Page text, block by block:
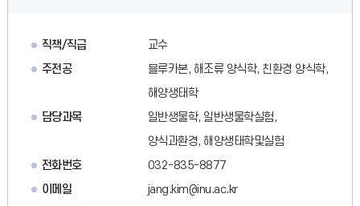
직책/직급
교수
주전공
블루카본, 해조류 양식학, 친환경 양식학,
해양생태학
담당과목
일반생물학, 일반생물학실험,
양식과환경, 해양생태학및실험
전화번호
032-835-8877
이메일
jang.kim@inu.ac.kr